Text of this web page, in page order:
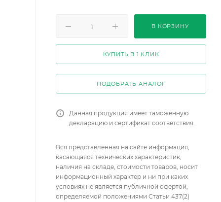
В КОРЗИНУ
КУПИТЬ В 1 КЛИК
ПОДОБРАТЬ АНАЛОГ
Данная продукция имеет таможенную
декларацию и сертификат соответствия.
Вся представленная на сайте информация,
касающаяся технических характеристик,
наличия на складе, стоимости товаров, носит
информационный характер и ни при каких
условиях не является публичной офертой,
определяемой положениями Статьи 437(2)